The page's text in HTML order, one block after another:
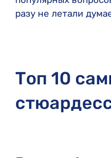
разу не летали
Топ 10